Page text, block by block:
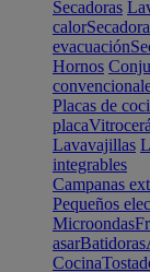
Secadoras
calor
evacuación
Hornos
Placas de
placa
Lavavajillas
integrables
Campanas
Pequeños
Microondas
asarBatidoras
Cocina